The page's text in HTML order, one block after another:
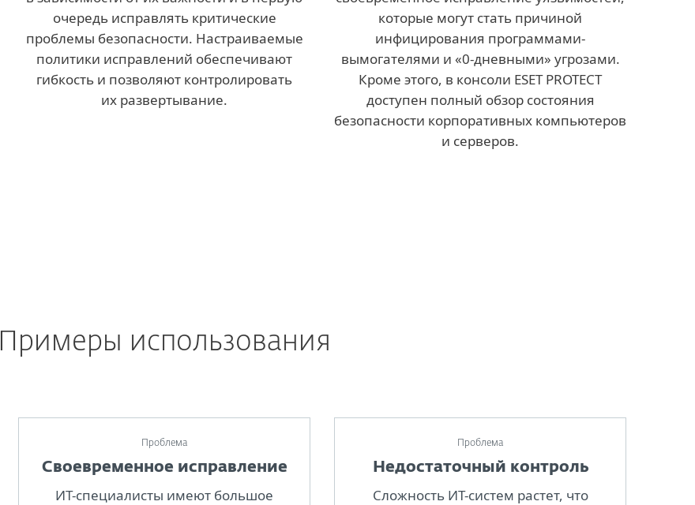
очередь исправлять критические
проблемы безопасности. Настраиваемые
политики исправлений обеспечивают
гибкость и позволяют контролировать
их развертывание.
которые могут стать причиной
инфицирования программами-
вымогателями и «0-дневными» угрозами.
Кроме этого, в консоли ESET PROTECT
доступен полный обзор состояния
безопасности корпоративных компьютеров
и серверов.
Примеры использования
Проблема
Своевременное исправление
ИТ-специалисты имеют большое
Проблема
Недостаточный контроль
Сложность ИТ-систем растет, что